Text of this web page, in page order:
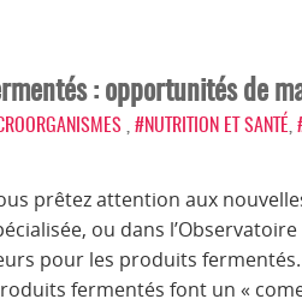
: opportunités de
#NUTRITION ET SANTÉ
prêtez attention aux
ou dans
pour les produits
fermentés font un «